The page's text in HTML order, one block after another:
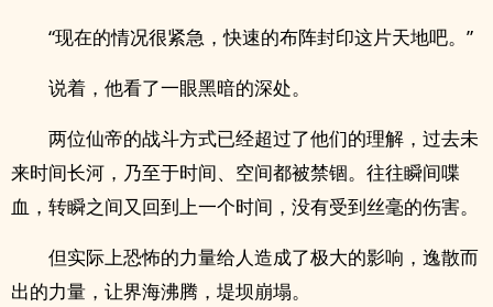
“现在的情况很紧急，快速的布阵封印这片天地吧。”
说着，他看了一眼黑暗的深处。
两位仙帝的战斗方式已经超过了他们的理解，过去未
来时间长河，乃至于时间、空间都被禁锢。往往瞬间喋
血，转瞬之间又回到上一个时间，没有受到丝毫的伤害。
但实际上恐怖的力量给人造成了极大的影响，逸散而
出的力量，让界海沸腾，堤坝崩塌。